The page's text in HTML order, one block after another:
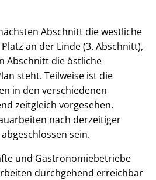
Abschnitt die westliche
an der Linde (3. Abschnitt),
Abschnitt die östliche
steht. Teilweise ist die
in den verschiedenen
zeitgleich vorgesehen.
nach derzeitiger
sein.
und Gastronomiebetriebe
durchgehend erreichbar